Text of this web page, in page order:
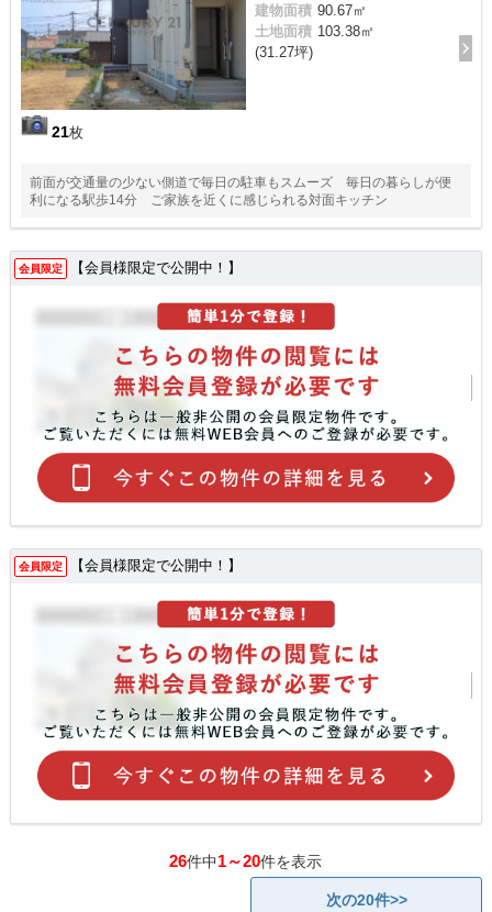
21枚
建物面積 90.67㎡
土地面積 103.38㎡
(31.27坪)
前面が交通量の少ない側道で毎日の駐車もスムーズ 毎日の暮らしが便
利になる駅歩14分 ご家族を近くに感じられる対面キッチン
会員限定 【会員様限定で公開中！】
会員限定 【会員様限定で公開中！】
26件中1～20件を表示
次の20件>>